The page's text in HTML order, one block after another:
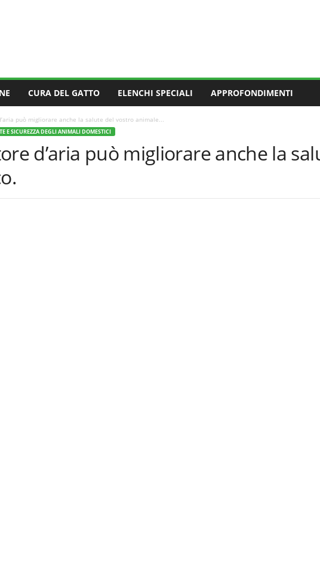
CURA DEL GATTO ELENCHI SPECIALI APPROFONDIMENTI
può migliorare anche la salute del vostro animale...
E SICUREZZA DEGLI ANIMALI DOMESTICI
d’aria può migliorare anche la